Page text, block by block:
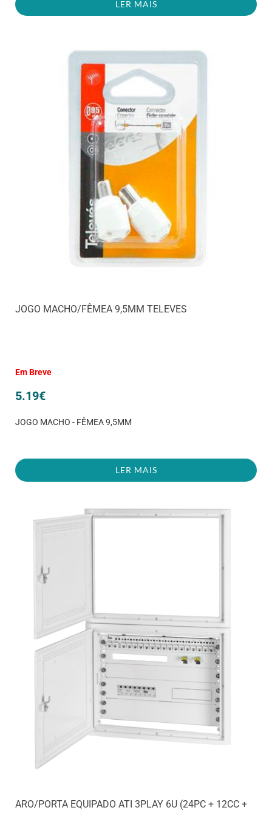
LER MAIS
JOGO MACHO/FÊMEA 9,5MM TELEVES
Em Breve
5.19€
JOGO MACHO - FÊMEA 9,5MM
LER MAIS
ARO/PORTA EQUIPADO ATI 3PLAY 6U (24PC + 12CC +